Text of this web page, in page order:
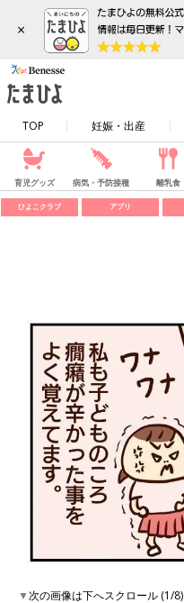
×
TOP 妊娠・出産
育児グッズ 病気・予防接種 離乳食
ひよこクラブ アプリ
▼次の画像は下へスクロール (1/8)